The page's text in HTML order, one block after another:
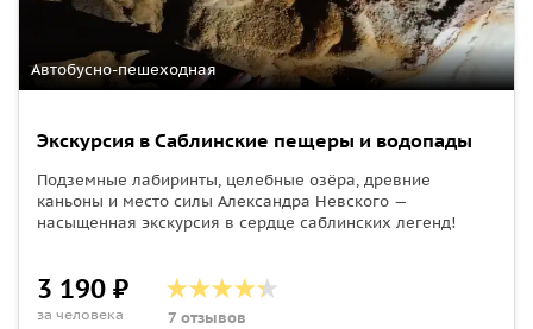
Автобусно-пешеходная
Экскурсия в Саблинские пещеры и водопады
Подземные лабиринты, целебные озёра, древние
каньоны и место силы Александра Невского —
насыщенная экскурсия в сердце саблинских легенд!
3 190 ₽
за человека 7 отзывов